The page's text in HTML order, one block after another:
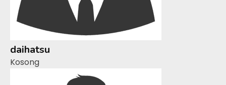
daihatsu
Kosong